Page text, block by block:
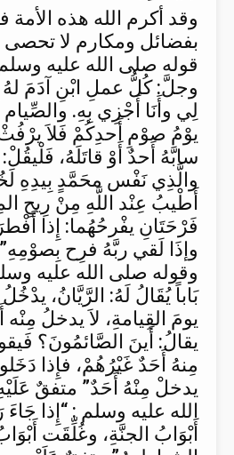
وقد أكرم الله هذه الأمة
بفضائل ومكارم لا تحصى
قوله صلى الله عليه
وجلَّ: كُلُّ عملِ ابْنِ آدَمَ لهُ
لِي وأَنَا أَجْزِي بِهِ.
يوْمُ صوْمِ أَحدِكُمْ فَلاَ
سابَّهُ أَحدٌ أَوْ قاتَلَهُ،
والَّذِي نَفْس محَمَّدٍ بِيدِهِ
أَطْيبُ عِنْد اللَّهِ مِنْ رِيحِ
فَرْحَتَانِ يفْرحُهُما: إِذا
وإذَا لَقي ربَّهُ فرِح
وقوله صلى الله عليه
بَاباً يُقَالُ لَهُ: الرَّيَّانُ،
يومَ القِيامةِ، لاَ يدخلُ
يقالُ: أَينَ الصَّائمُونَ؟
مِنهُ أَحَدٌ غَيْرُهُمْ، فإِذا
يدخلْ مِنْهُ أَحَدٌ” متفقٌ
الله عليه وسلم : “إِذا
أَبْوَابُ الجنَّةِ، وغُلِّقَت